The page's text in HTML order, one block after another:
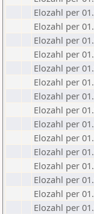
Elozahl per
Elozahl per
Elozahl per
Elozahl per
Elozahl per
Elozahl per
Elozahl per
Elozahl per
Elozahl per
Elozahl per
Elozahl per
Elozahl per
Elozahl per
Elozahl per
Elozahl per